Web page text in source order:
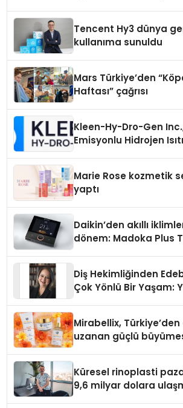
Tencent Hy3 dünya
kullanıma sunuldu
Mars Türkiye’den
Haftası” çağrısı
Kleen-Hy-Dro-Gen
Emisyonlu Hidrojen
Marie Rose kozmetik
yaptı
Daikin’den akıllı
dönem: Madoka Plus
Diş Hekimliğinden
Çok Yönlü Bir Yaşam:
Mirabellix,
uzanan güçlü
Küresel rinoplasti
9,6 milyar dolara